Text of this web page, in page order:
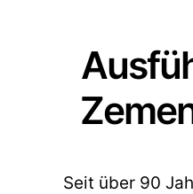
Seit über 90